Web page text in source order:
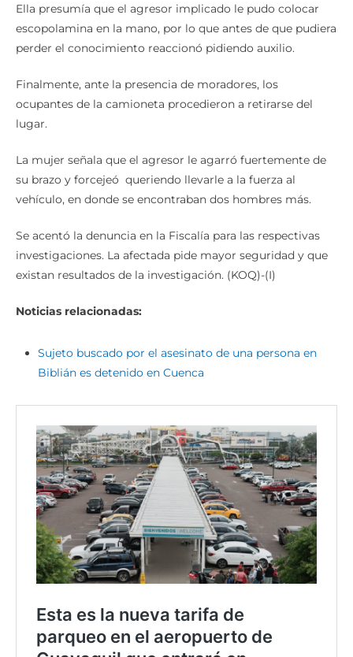
Ella presumía que el agresor implicado le pudo colocar
escopolamina en la mano, por lo que antes de que pudiera
perder el conocimiento reaccionó pidiendo auxilio.
Finalmente, ante la presencia de moradores, los
ocupantes de la camioneta procedieron a retirarse del
lugar.
La mujer señala que el agresor le agarró fuertemente de
su brazo y forcejeó queriendo llevarle a la fuerza al
vehículo, en donde se encontraban dos hombres más.
Se acentó la denuncia en la Fiscalía para las respectivas
investigaciones. La afectada pide mayor seguridad y que
existan resultados de la investigación. (KOQ)-(I)
Noticias relacionadas:
Sujeto buscado por el asesinato de una persona en
Biblián es detenido en Cuenca